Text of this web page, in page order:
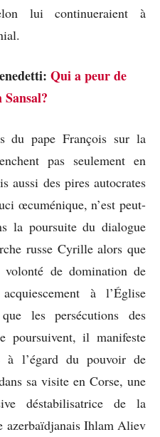
lui continueraient à
Qui a peur de
du pape François sur la
pas seulement en
aussi des pires autocrates
œcuménique, n’est peut-
la poursuite du dialogue
russe Cyrille alors que
de domination de
à l’Église
les persécutions des
poursuivent, il manifeste
à l’égard du pouvoir de
sa visite en Corse, une
déstabilisatrice de la
azerbaïdjanais Ihlam Aliev